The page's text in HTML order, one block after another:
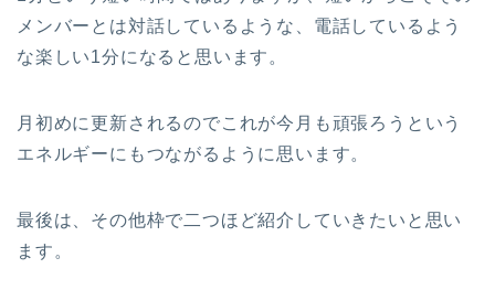
メンバーとは対話しているような、電話しているよう
な楽しい1分になると思います。
月初めに更新されるのでこれが今月も頑張ろうという
エネルギーにもつながるように思います。
最後は、その他枠で二つほど紹介していきたいと思い
ます。